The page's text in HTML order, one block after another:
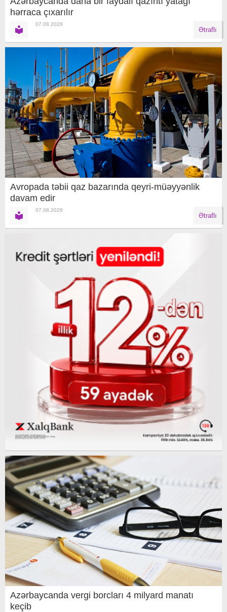
hərraca çıxarılır
07.08.2026
Ətraflı
Avropada təbii qaz bazarında qeyri-müəyyənlik
davam edir
07.08.2026
Ətraflı
Azərbaycanda vergi borcları 4 milyard manatı
keçib